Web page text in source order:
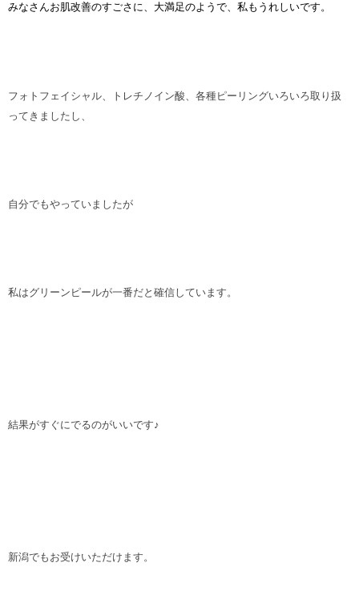
みなさんお肌改善のすごさに、大満足のようで、私もうれしいです。
フォトフェイシャル、トレチノイン酸、各種ピーリングいろいろ取り扱
ってきましたし、
自分でもやっていましたが
私はグリーンピールが一番だと確信しています。
結果がすぐにでるのがいいです♪
新潟でもお受けいただけます。